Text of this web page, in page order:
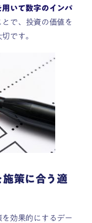
いて数字のインパ
とで、投資の価値を
です。
施策に合う適
効果的にするデー